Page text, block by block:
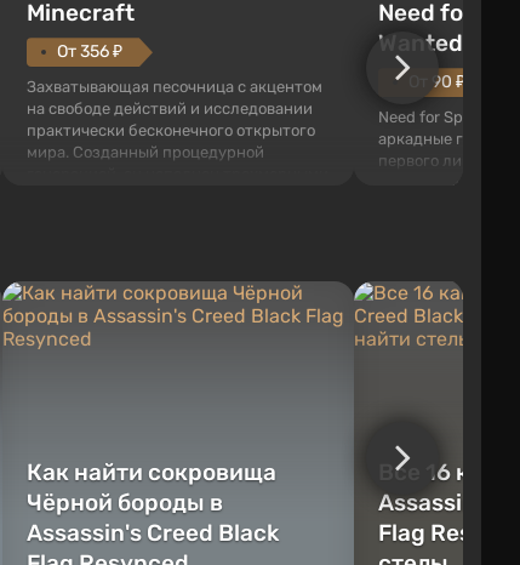
Minecraft
От 356 ₽
Захватывающая песочница с акцентом
на свободе действий и исследовании
практически бесконечного открытого
мира. Созданный процедурной
Игроку дана по...
Need for
Wanted
От 90 ₽
Need for Speed:
аркадные гонки с
первого лица. В
нарушите
Как найти сокровища
Чёрной бороды в
Assassin's Creed Black
Все 16
Assassin's
Flag